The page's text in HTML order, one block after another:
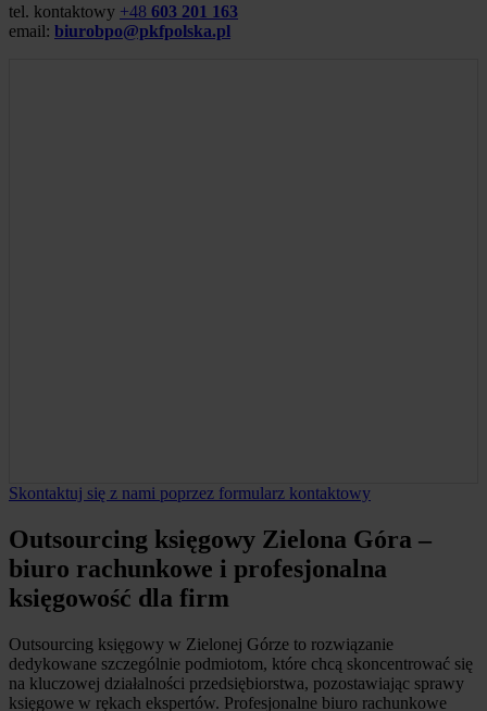
tel. kontaktowy +48 603 201 163
email: biurobpo@pkfpolska.pl
Skontaktuj się z nami poprzez formularz kontaktowy
Outsourcing księgowy Zielona Góra –
biuro rachunkowe i profesjonalna
księgowość dla firm
Outsourcing księgowy w Zielonej Górze to rozwiązanie
dedykowane szczególnie podmiotom, które chcą skoncentrować się
na kluczowej działalności przedsiębiorstwa, pozostawiając sprawy
księgowe w rękach ekspertów. Profesjonalne biuro rachunkowe